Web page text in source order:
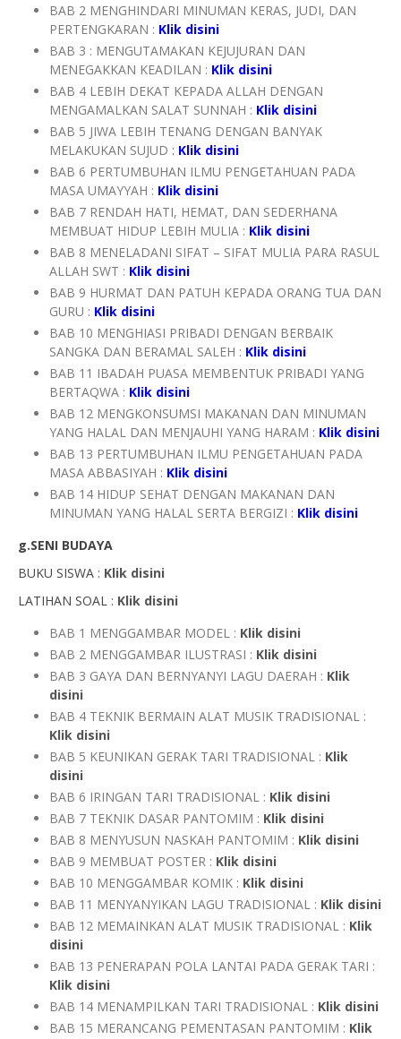
BAB 2 MENGHINDARI MINUMAN KERAS, JUDI, DAN
PERTENGKARAN : Klik disini
BAB 3 : MENGUTAMAKAN KEJUJURAN DAN
MENEGAKKAN KEADILAN : Klik disini
BAB 4 LEBIH DEKAT KEPADA ALLAH DENGAN
MENGAMALKAN SALAT SUNNAH : Klik disini
BAB 5 JIWA LEBIH TENANG DENGAN BANYAK
MELAKUKAN SUJUD : Klik disini
BAB 6 PERTUMBUHAN ILMU PENGETAHUAN PADA
MASA UMAYYAH : Klik disini
BAB 7 RENDAH HATI, HEMAT, DAN SEDERHANA
MEMBUAT HIDUP LEBIH MULIA : Klik disini
BAB 8 MENELADANI SIFAT – SIFAT MULIA PARA RASUL
ALLAH SWT : Klik disini
BAB 9 HURMAT DAN PATUH KEPADA ORANG TUA DAN
GURU : Klik disini
BAB 10 MENGHIASI PRIBADI DENGAN BERBAIK
SANGKA DAN BERAMAL SALEH : Klik disini
BAB 11 IBADAH PUASA MEMBENTUK PRIBADI YANG
BERTAQWA : Klik disini
BAB 12 MENGKONSUMSI MAKANAN DAN MINUMAN
YANG HALAL DAN MENJAUHI YANG HARAM : Klik disini
BAB 13 PERTUMBUHAN ILMU PENGETAHUAN PADA
MASA ABBASIYAH : Klik disini
BAB 14 HIDUP SEHAT DENGAN MAKANAN DAN
MINUMAN YANG HALAL SERTA BERGIZI : Klik disini
g.SENI BUDAYA
BUKU SISWA : Klik disini
LATIHAN SOAL : Klik disini
BAB 1 MENGGAMBAR MODEL : Klik disini
BAB 2 MENGGAMBAR ILUSTRASI : Klik disini
BAB 3 GAYA DAN BERNYANYI LAGU DAERAH : Klik
disini
BAB 4 TEKNIK BERMAIN ALAT MUSIK TRADISIONAL :
Klik disini
BAB 5 KEUNIKAN GERAK TARI TRADISIONAL : Klik
disini
BAB 6 IRINGAN TARI TRADISIONAL : Klik disini
BAB 7 TEKNIK DASAR PANTOMIM : Klik disini
BAB 8 MENYUSUN NASKAH PANTOMIM : Klik disini
BAB 9 MEMBUAT POSTER : Klik disini
BAB 10 MENGGAMBAR KOMIK : Klik disini
BAB 11 MENYANYIKAN LAGU TRADISIONAL : Klik disini
BAB 12 MEMAINKAN ALAT MUSIK TRADISIONAL : Klik
disini
BAB 13 PENERAPAN POLA LANTAI PADA GERAK TARI :
Klik disini
BAB 14 MENAMPILKAN TARI TRADISIONAL : Klik disini
BAB 15 MERANCANG PEMENTASAN PANTOMIM : Klik